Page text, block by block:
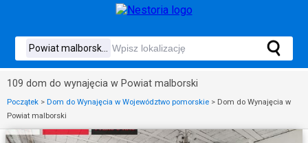
109 dom do wynajęcia w Powiat malborski
Początek > Dom do Wynajęcia w Województwo pomorskie > Dom do Wynajęcia w
Powiat malborski